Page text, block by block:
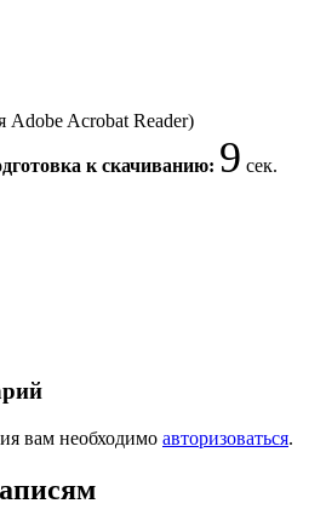
Adobe Acrobat Reader)
к скачиванию: 9 сек.
вам необходимо авторизоваться.